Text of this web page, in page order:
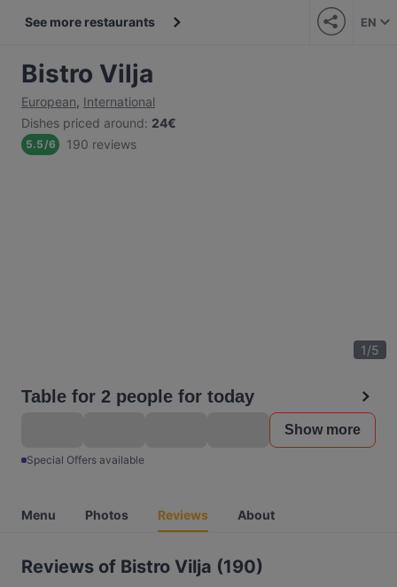
See more restaurants EN
Bistro Vilja
European, International
Dishes priced around: 24€
5.5/6 190 reviews
1/5
Table for 2 people for today
Show more
Special Offers available
Menu Photos Reviews About
Reviews of Bistro Vilja (190)